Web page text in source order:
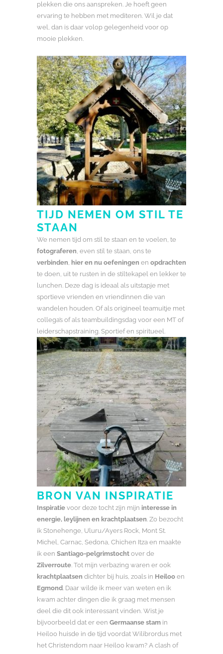
plekken die ons aanspreken. Je hoeft geen
ervaring te hebben met mediteren. Wil je dat
wel, dan is daar volop gelegenheid voor op
mooie plekken.
TIJD NEMEN OM STIL TE
STAAN
We nemen tijd om stil te staan en te voelen, te
fotograferen, even stil te staan, ons te
verbinden, hier en nu oefeningen en opdrachten
te doen, uit te rusten in de stiltekapel en lekker te
lunchen. Deze dag is ideaal als uitstapje met
sportieve vrienden en vriendinnen die van
wandelen houden. Of als origineel teamuitje met
collega’s of als teambuildingsdag voor een MT of
leiderschapstraining. Sportief en spiritueel.
BRON VAN INSPIRATIE
Inspiratie voor deze tocht zijn mijn interesse in
energie, leylijnen en krachtplaatsen. Zo bezocht
ik Stonehenge, Uluru/Ayers Rock, Mont St.
Michel, Carnac, Sedona, Chichen Itza en maakte
ik een Santiago-pelgrimstocht over de
Zilverroute. Tot mijn verbazing waren er ook
krachtplaatsen dichter bij huis, zoals in Heiloo en
Egmond. Daar wilde ik meer van weten en ik
kwam achter dingen die ik graag met mensen
deel die dit ook interessant vinden. Wist je
bijvoorbeeld dat er een Germaanse stam in
Heiloo huisde in de tijd voordat Wilibrordus met
het Christendom naar Heiloo kwam? A clash of